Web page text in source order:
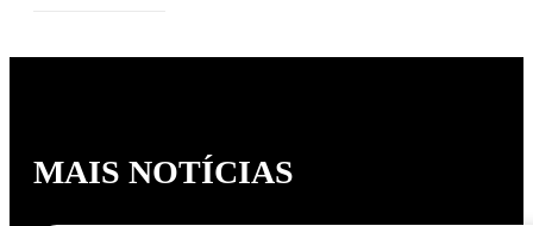
MAIS NOTÍCIAS